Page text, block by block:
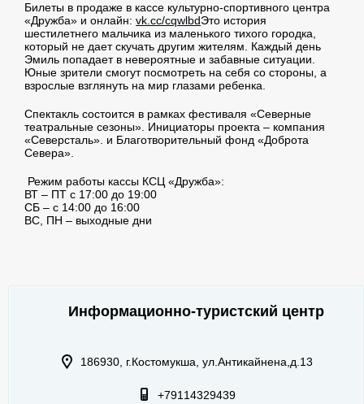
Билеты в продаже в кассе культурно-спортивного центра
«Дружба» и онлайн: vk.cc/cqwlbdЭто история
шестилетнего мальчика из маленького тихого городка,
который не дает скучать другим жителям. Каждый день
Эмиль попадает в невероятные и забавные ситуации.
Юные зрители смогут посмотреть на себя со стороны, а
взрослые взглянуть на мир глазами ребенка.
Спектакль состоится в рамках фестиваля «Северные
театральные сезоны». Инициаторы проекта – компания
«Северсталь». и Благотворительный фонд «Доброта
Севера».
Режим работы кассы КСЦ «Дружба»:
ВТ – ПТ с 17:00 до 19:00
СБ – с 14:00 до 16:00
ВС, ПН – выходные дни
Информационно-туристский центр
186930, г.Костомукша, ул.Антикайнена,д.13
+79114329439